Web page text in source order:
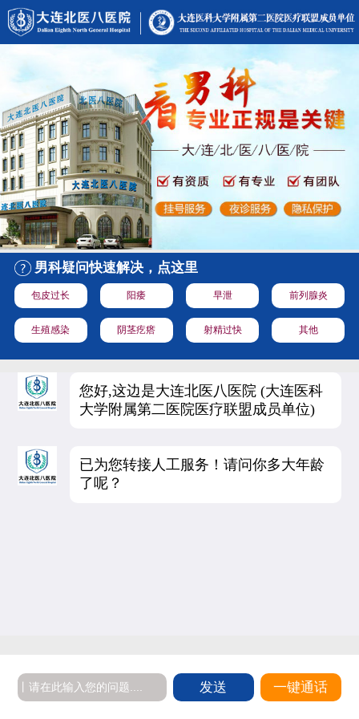
男科疑问快速解决，点这里
包皮过长 阳痿 早泄 前列腺炎
生殖感染 阴茎疙瘩 射精过快 其他
您好,这边是大连北医八医院 (大连医科
大学附属第二医院医疗联盟成员单位)
已为您转接人工服务！请问你多大年龄
了呢？
发送 一键通话